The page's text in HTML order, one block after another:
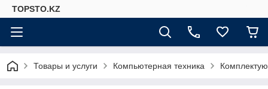
TOPSTO.KZ
Товары и услуги Компьютерная техника